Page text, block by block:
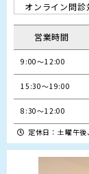
オンライン問診
営業時間
9:00〜12:00
15:30〜19:00
8:30〜12:00
定休日：土曜午